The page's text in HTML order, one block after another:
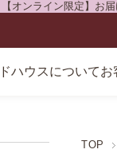
【オンライン限定】お
ハウスについてお
TOP